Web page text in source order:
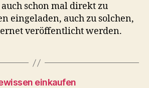
schon mal direkt zu
eingeladen, auch zu solchen,
veröffentlicht werden.
einkaufen